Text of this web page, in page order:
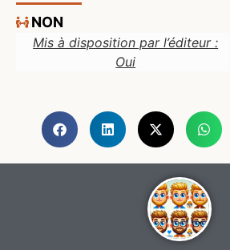
NON
Mis à disposition par l’éditeur :
Oui